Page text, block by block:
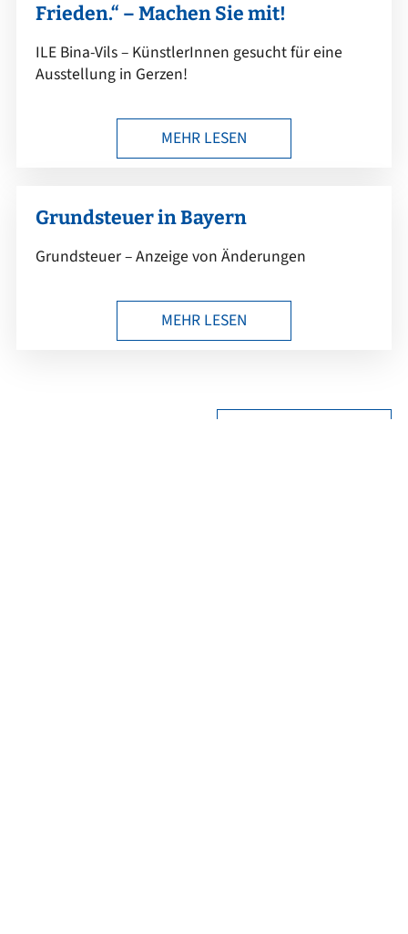
Frieden.“ – Machen Sie mit!
ILE Bina-Vils – KünstlerInnen gesucht für eine
Ausstellung in Gerzen!
MEHR LESEN
Grundsteuer in Bayern
Grundsteuer – Anzeige von Änderungen
MEHR LESEN